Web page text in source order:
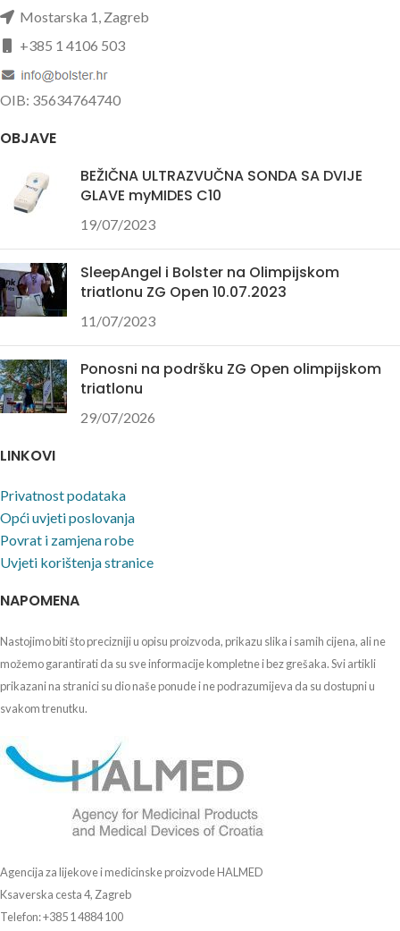
Mostarska 1, Zagreb
+385 1 4106 503
OIB: 35634764740
OBJAVE
BEŽIČNA ULTRAZVUČNA SONDA SA DVIJE
GLAVE myMIDES C10
19/07/2023
SleepAngel i Bolster na Olimpijskom
triatlonu ZG Open 10.07.2023
11/07/2023
Ponosni na podršku ZG Open olimpijskom
triatlonu
29/07/2026
LINKOVI
Privatnost podataka
Opći uvjeti poslovanja
Povrat i zamjena robe
Uvjeti korištenja stranice
NAPOMENA
Nastojimo biti što precizniji u opisu proizvoda, prikazu slika i samih cijena, ali ne
možemo garantirati da su sve informacije kompletne i bez grešaka. Svi artikli
prikazani na stranici su dio naše ponude i ne podrazumijeva da su dostupni u
svakom trenutku.
Agencija za lijekove i medicinske proizvode HALMED
Ksaverska cesta 4, Zagreb
Telefon: +385 1 4884 100